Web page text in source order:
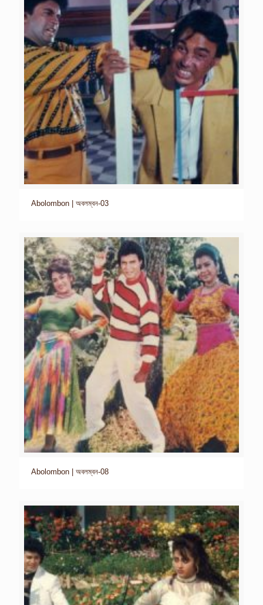
Abolombon | অবলম্বন-03
Abolombon | অবলম্বন-08